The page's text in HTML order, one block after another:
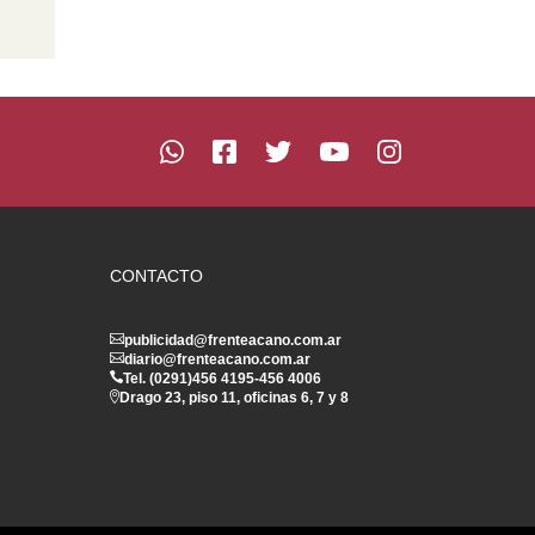
CONTACTO
publicidad@frenteacano.com.ar
diario@frenteacano.com.ar
Tel. (0291)456 4195-456 4006
Drago 23, piso 11, oficinas 6, 7 y 8